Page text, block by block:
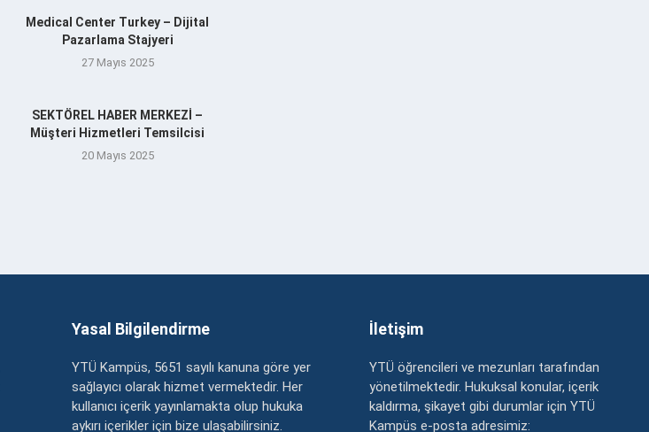
Medical Center Turkey – Dijital
Pazarlama Stajyeri
27 Mayıs 2025
SEKTÖREL HABER MERKEZİ –
Müşteri Hizmetleri Temsilcisi
20 Mayıs 2025
Yasal Bilgilendirme
YTÜ Kampüs, 5651 sayılı kanuna göre yer
sağlayıcı olarak hizmet vermektedir. Her
kullanıcı içerik yayınlamakta olup hukuka
aykırı içerikler için bize ulaşabilirsiniz.
İletişim
YTÜ öğrencileri ve mezunları tarafından
yönetilmektedir. Hukuksal konular, içerik
kaldırma, şikayet gibi durumlar için YTÜ
Kampüs e-posta adresimiz: